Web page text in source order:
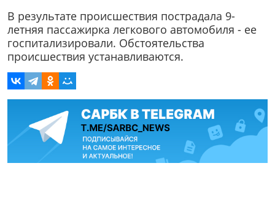
В результате происшествия пострадала 9-
летняя пассажирка легкового автомобиля - ее
госпитализировали. Обстоятельства
происшествия устанавливаются.